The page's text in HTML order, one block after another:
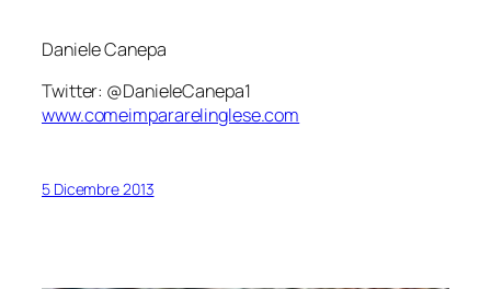
Daniele Canepa
Twitter: @DanieleCanepa1
www.comeimpararelinglese.com
5 Dicembre 2013